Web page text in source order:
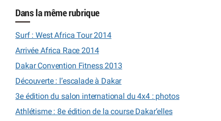
Dans la même rubrique
Surf : West Africa Tour 2014
Arrivée Africa Race 2014
Dakar Convention Fitness 2013
Découverte : l’escalade à Dakar
3e édition du salon international du 4x4 : photos
Athlétisme : 8e édition de la course Dakar’elles